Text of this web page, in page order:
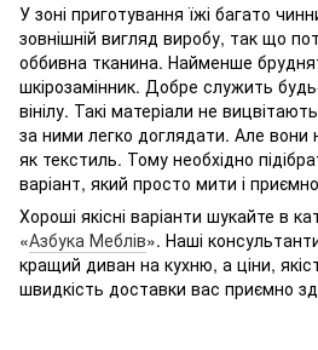
У зоні приготування їжі багато
зовнішній вигляд виробу, так що
оббивна тканина. Найменше
шкірозамінник. Добре служить
вінілу. Такі матеріали не
за ними легко доглядати. Але вони
як текстиль. Тому необхідно
варіант, який просто мити і
Хороші якісні варіанти шукайте в
«Азбука Меблів». Наші
кращий диван на кухню, а ціни,
швидкість доставки вас приємно